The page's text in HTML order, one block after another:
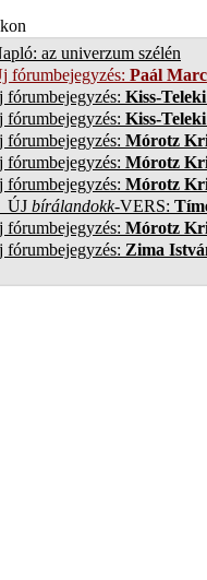
az univerzum szélén
fórumbejegyzés: Paál
fórumbejegyzés: Kiss-
fórumbejegyzés: Kiss-
fórumbejegyzés: Mórotz
fórumbejegyzés: Mórotz
fórumbejegyzés: Mórotz
ÚJ bírálandokk-VERS:
fórumbejegyzés: Mórotz
fórumbejegyzés: Zima